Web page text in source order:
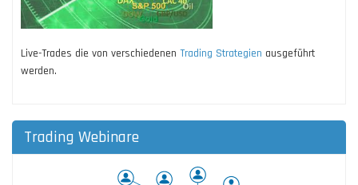
Live-Trades die von verschiedenen Trading Strategien ausgeführt
werden.
Trading Webinare